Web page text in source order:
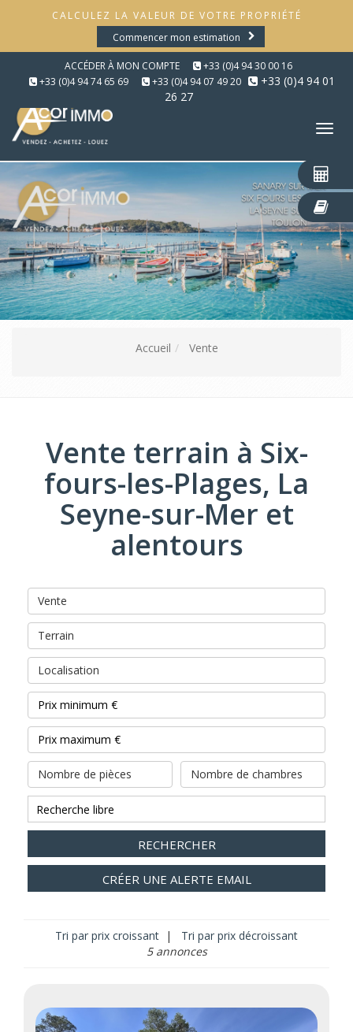
CALCULEZ LA VALEUR DE VOTRE PROPRIÉTÉ
Commencer mon estimation
ACCÉDER À MON COMPTE
+33 (0)4 94 30 00 16
+33 (0)4 94 74 65 69
+33 (0)4 94 07 49 20
+33 (0)4 94 01
26 27
Accueil Vente
Vente terrain à Six-
fours-les-Plages, La
Seyne-sur-Mer et
alentours
Vente
Terrain
Localisation
Nombre de pièces Nombre de chambres
RECHERCHER
CRÉER UNE ALERTE EMAIL
Tri par prix croissant |
Tri par prix décroissant
5 annonces